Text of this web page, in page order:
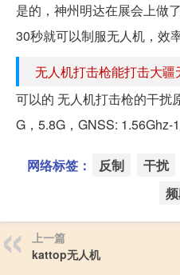
是的，神州明达在展会上做
30秒就可以制服无人机，效率
无人机打击枪能打击大疆
可以的 无人机打击枪的干扰
G，5.8G，GNSS: 1.56Ghz-
网络标签： 反制 干扰
上一篇
kattop无人机